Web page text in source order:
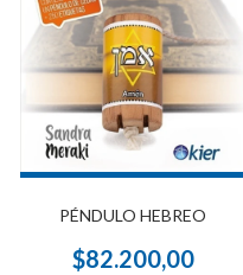
PÉNDULO HEBREO
$82.200,00